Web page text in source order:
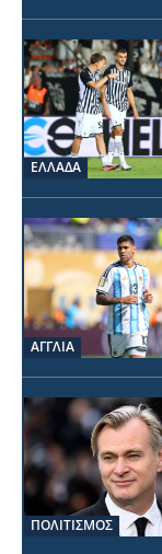
ΕΛΛΑΔΑ
ΑΓΓΛΙΑ
ΠΟΛΙΤΙΣΜΟΣ